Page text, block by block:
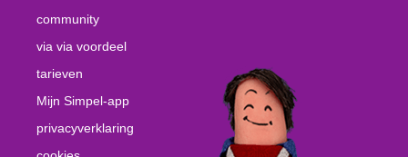
community
via via voordeel
tarieven
Mijn Simpel-app
privacyverklaring